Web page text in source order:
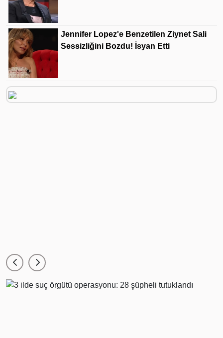
Jennifer Lopez'e Benzetilen Ziynet Sali
Sessizliğini Bozdu! İsyan Etti